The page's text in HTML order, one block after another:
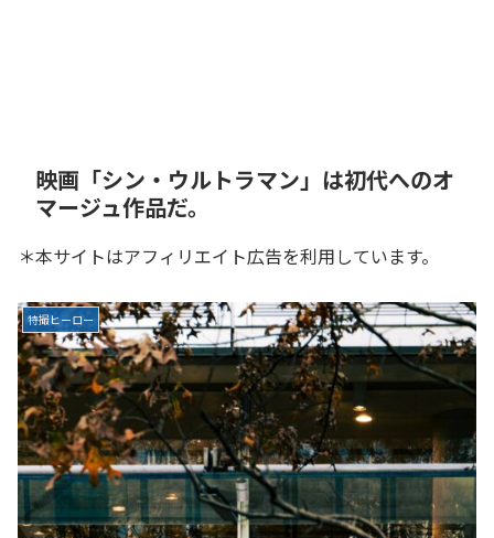
映画「シン・ウルトラマン」は初代へのオ
マージュ作品だ。
＊本サイトはアフィリエイト広告を利用しています。
特撮ヒーロー